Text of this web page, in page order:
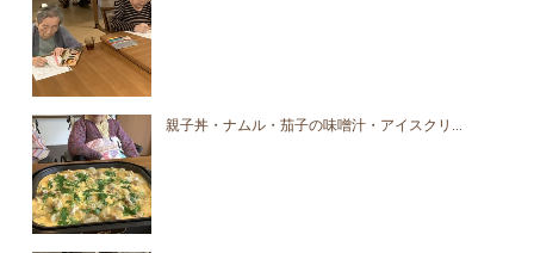
親子丼・ナムル・茄子の味噌汁・アイスクリ...